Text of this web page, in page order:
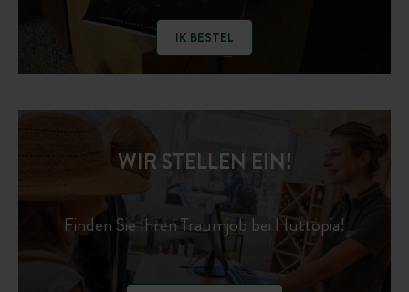
IK BESTEL
WIR STELLEN EIN!
Finden Sie Ihren Traumjob bei Huttopia!